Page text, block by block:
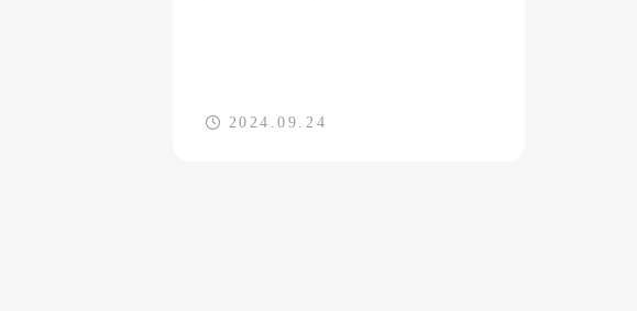
2024.09.24